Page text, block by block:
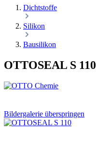
Dichtstoffe
Silikon
Bausilikon
OTTOSEAL S 110
Bildergalerie überspringen